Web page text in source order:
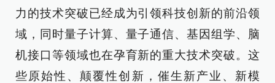
力的技术突破已经成为引领科技创新的前沿领
域，同时量子计算、量子通信、基因组学、脑
机接口等领域也在孕育新的重大技术突破。这
些原始性、颠覆性创新，催生新产业、新模